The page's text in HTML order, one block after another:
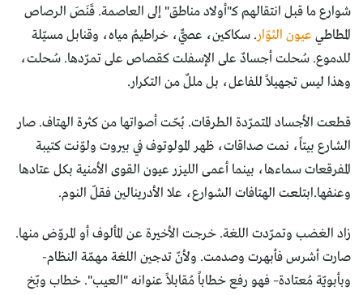
شوارع ما قبل انتقالهم كـ"أولاد مناطق" إلى العاصمة. قَنَصَ الرصاص
المطاطي عيون الثوّار. سكاكين، عصيٌّ، خراطيمُ مياه، وقنابل مسيّلة
للدموع. سُحلت أجسادٌ على الإسفلت كقصاص على تمرّدها. سُحلت،
وهذا ليس تجهيلاً للفاعل، بل مللٌ من التكرار.
قطعت الأجساد المتمرّدة الطرقات. بُحّت أصواتها من كثرة الهتاف. صار
الشارع بيتاً، نمت صداقات، ظهر المولوتوف في بيروت ولوّنت كتيبة
المفرقعات سماءها، بينما أعمى الليزر عيون القوى الأمنية بكل عتادها
وعنفها.ابتلعت الهتافات الشوارع، علا الأدرينالين فقلّ النوم.
زاد الغضب وتمرّدت اللغة. خرجت الأخيرة عن المألوف أو المروّض منها.
صارت أشرس فأبهرت وصدمت. ولأنّ تدجين اللغة مهمّة النظام-
وبأبويّة مُعتادة– فهو رفع خطاباً مُقابلاً عنوانه "العيب". خطاب وبّخ